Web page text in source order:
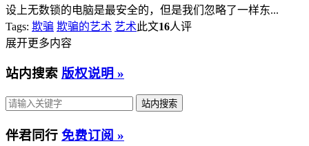
设上无数锁的电脑是最安全的，但是我们忽略了一样东...
Tags: 欺骗 欺骗的艺术 艺术此文16人评
展开更多内容
站内搜索 版权说明 »
伴君同行 免费订阅 »